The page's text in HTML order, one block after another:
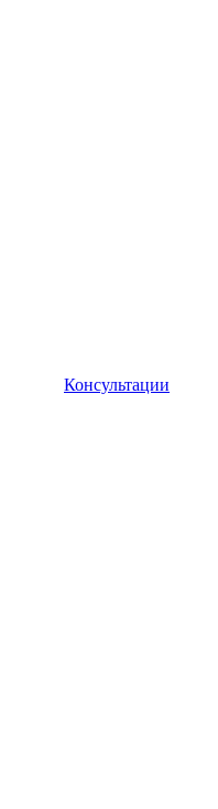
Консультации